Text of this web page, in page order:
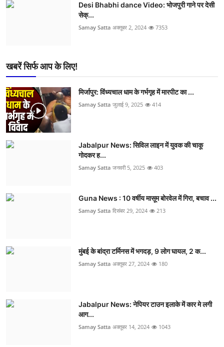
Desi Bhabhi dance Video: भोजपुरी गाने पर देसी
सेक्...
Samay Satta अक्तूबर 2, 2024 7353
खबरें सिर्फ आप के लिए!
मिर्जापुर: विंध्यचाल धाम के गर्भगृह में मारपीट का ...
Samay Satta जुलाई 9, 2025 414
Jabalpur News: सिविल लाइन में युवक की चाकू
गोदकर ह...
Samay Satta जनवरी 5, 2025 403
Guna News : 10 वर्षीय मासूम बोरवेल में गिरा, बचाव ...
Samay Satta दिसंबर 29, 2024 213
मुंबई के बांद्रा टर्मिनस में भगदड़, 9 लोग घायल, 2 क...
Samay Satta अक्तूबर 27, 2024 180
Jabalpur News: नेपियर टाउन इलाके में कार मे लगी
आग...
Samay Satta अक्तूबर 14, 2024 1043